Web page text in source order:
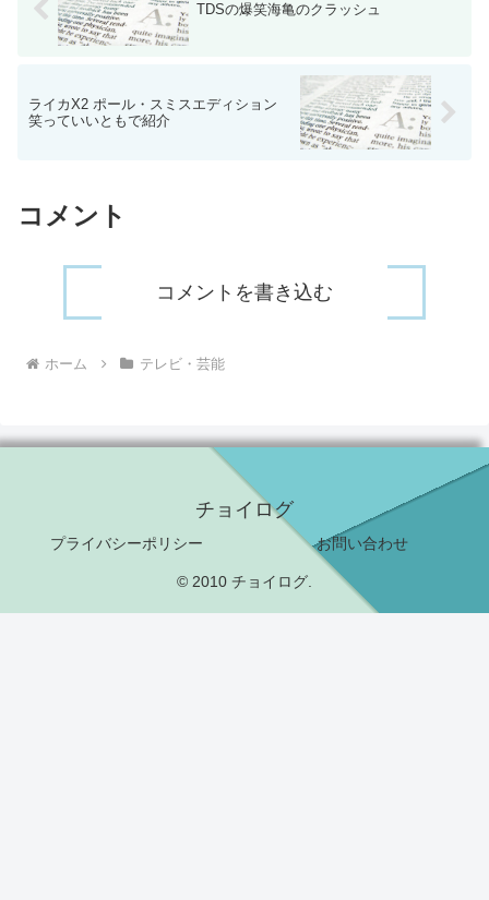
TDSの爆笑海亀のクラッシュ
ライカX2 ポール・スミスエディション
笑っていいともで紹介
コメント
コメントを書き込む
ホーム テレビ・芸能
チョイログ
プライバシーポリシー お問い合わせ
© 2010 チョイログ.